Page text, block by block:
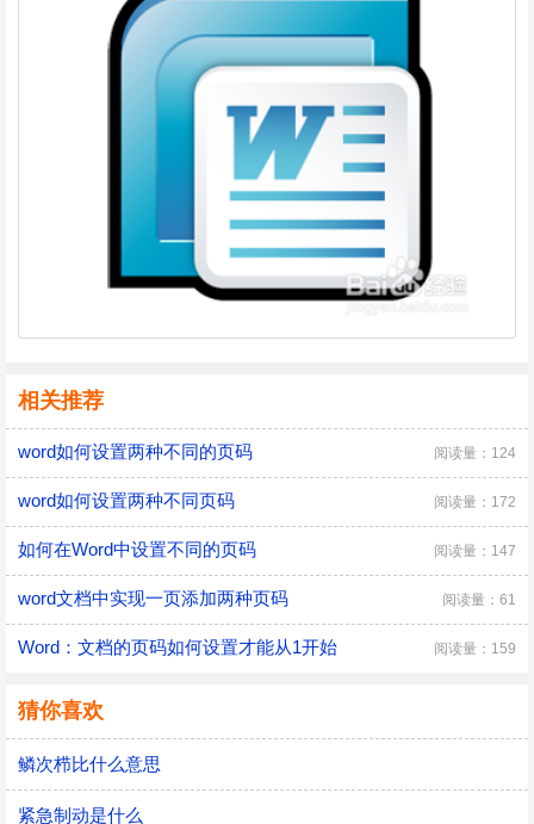
相关推荐
word如何设置两种不同的页码 阅读量：124
word如何设置两种不同页码 阅读量：172
如何在Word中设置不同的页码 阅读量：147
word文档中实现一页添加两种页码 阅读量：61
Word：文档的页码如何设置才能从1开始 阅读量：159
猜你喜欢
鳞次栉比什么意思
紧急制动是什么